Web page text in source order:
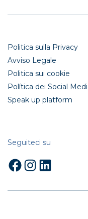
Politica sulla Privacy
Avviso Legale
Politica sui cookie
Política dei Social
Speak up platform
Seguiteci su
Facebook
Instagram
LinkedIn